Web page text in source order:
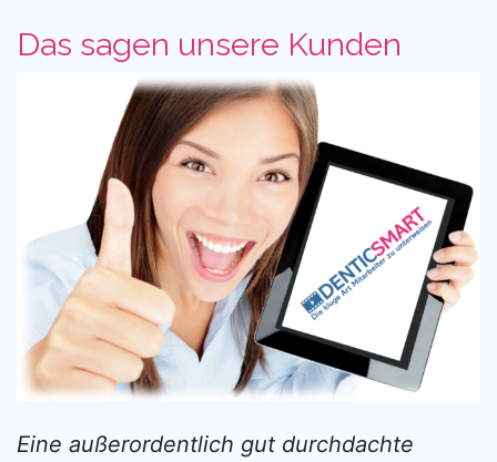
Das sagen unsere Kunden
Eine außerordentlich gut durchdachte